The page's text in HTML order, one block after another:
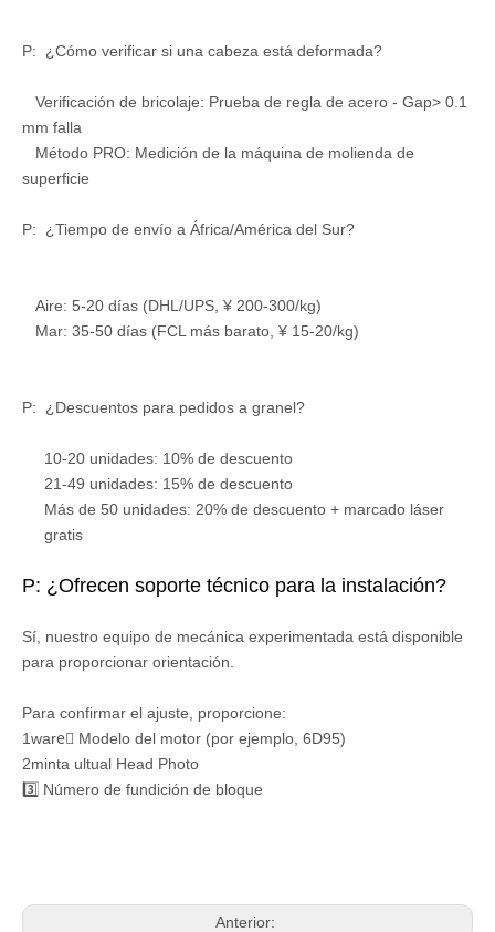
P: ¿Cómo verificar si una cabeza está deformada?
Verificación de bricolaje: Prueba de regla de acero - Gap> 0.1
mm falla
Método PRO: Medición de la máquina de molienda de
superficie
P: ¿Tiempo de envío a África/América del Sur?
Aire: 5-20 días (DHL/UPS, ¥ 200-300/kg)
Mar: 35-50 días (FCL más barato, ¥ 15-20/kg)
P: ¿Descuentos para pedidos a granel?
10-20 unidades: 10% de descuento
21-49 unidades: 15% de descuento
Más de 50 unidades: 20% de descuento + marcado láser
gratis
P: ¿Ofrecen soporte técnico para la instalación?
Sí, nuestro equipo de mecánica experimentada está disponible
para proporcionar orientación.
Para confirmar el ajuste, proporcione:
1ware⃣ Modelo del motor (por ejemplo, 6D95)
2minta ultual Head Photo
3️⃣ Número de fundición de bloque
Anterior: